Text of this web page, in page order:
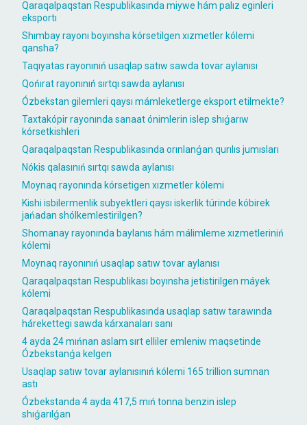
Qaraqalpaqstan Respublikasında miywe hám palız eginleri
eksportı
Shımbay rayonı boyınsha kórsetilgen xızmetler kólemi
qansha?
Taqıyatas rayonınıń usaqlap satıw sawda tovar aylanısı
Qońırat rayonınıń sırtqı sawda aylanısı
Ózbekstan gilemleri qaysı mámleketlerge eksport etilmekte?
Taxtakópir rayonında sanaat ónimlerin islep shıǵarıw
kórsetkishleri
Qaraqalpaqstan Respublikasında orınlanǵan qurılıs jumısları
Nókis qalasınıń sırtqı sawda aylanısı
Moynaq rayonında kórsetigen xızmetler kólemi
Kishi isbilermenlik subyektleri qaysı iskerlik túrinde kóbirek
jańadan shólkemlestirilgen?
Shomanay rayonında baylanıs hám málimleme xızmetleriniń
kólemi
Moynaq rayonınıń usaqlap satıw tovar aylanısı
Qaraqalpaqstan Respublikası boyınsha jetistirilgen máyek
kólemi
Qaraqalpaqstan Respublikasında usaqlap satıw tarawında
hárekettegi sawda kárxanaları sanı
4 ayda 24 mıńnan aslam sırt elliler emleniw maqsetinde
Ózbekstanǵa kelgen
Usaqlap satıw tovar aylanısınıń kólemi 165 trillion sumnan
astı
Ózbekstanda 4 ayda 417,5 mıń tonna benzin islep
shıǵarılǵan